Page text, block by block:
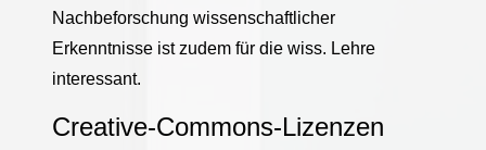
Nachbeforschung wissenschaftlicher
Erkenntnisse ist zudem für die wiss. Lehre
interessant.
Creative-Commons-Lizenzen